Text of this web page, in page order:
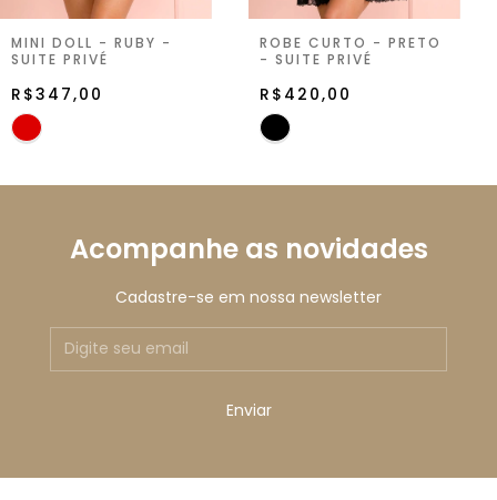
MINI DOLL - RUBY -
SUITE PRIVÉ
R$347,00
ROBE CURTO - PRETO
- SUITE PRIVÉ
R$420,00
Acompanhe as novidades
Cadastre-se em nossa newsletter